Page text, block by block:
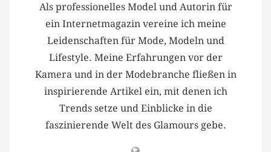
Als professionelles Model und Autorin für
ein Internetmagazin vereine ich meine
Leidenschaften für Mode, Modeln und
Lifestyle. Meine Erfahrungen vor der
Kamera und in der Modebranche fließen in
inspirierende Artikel ein, mit denen ich
Trends setze und Einblicke in die
faszinierende Welt des Glamours gebe.